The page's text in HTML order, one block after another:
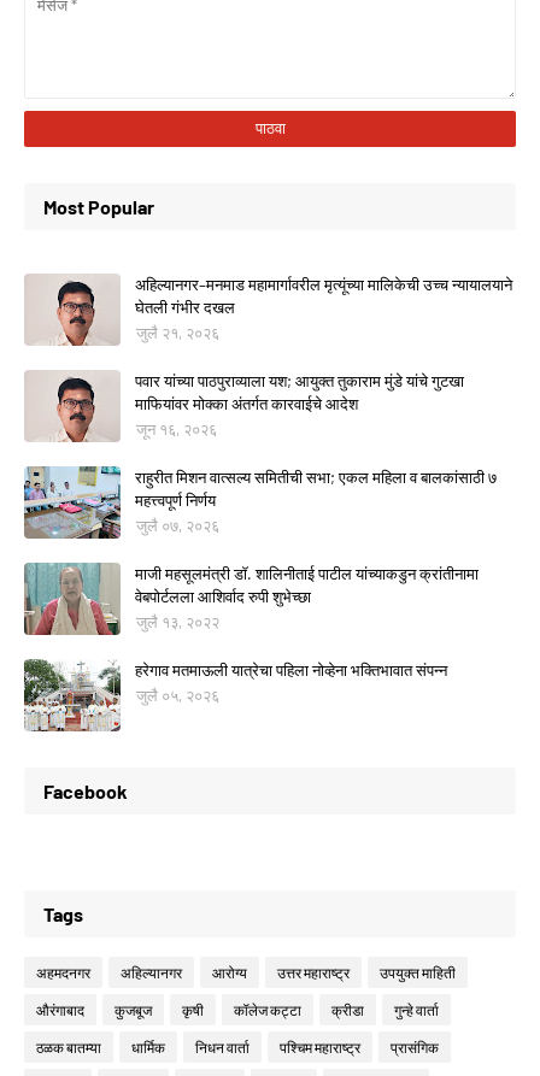
Most Popular
अहिल्यानगर–मनमाड महामार्गावरील मृत्यूंच्या मालिकेची उच्च न्यायालयाने
घेतली गंभीर दखल
जुलै २१, २०२६
पवार यांच्या पाठपुराव्याला यश; आयुक्त तुकाराम मुंडे यांचे गुटखा
माफियांवर मोक्का अंतर्गत कारवाईचे आदेश
जून १६, २०२६
राहुरीत मिशन वात्सल्य समितीची सभा; एकल महिला व बालकांसाठी ७
महत्त्वपूर्ण निर्णय
जुलै ०७, २०२६
माजी महसूलमंत्री डॉ. शालिनीताई पाटील यांच्याकडुन क्रांतीनामा
वेबपोर्टलला आशिर्वाद रुपी शुभेच्छा
जुलै १३, २०२२
हरेगाव मतमाऊली यात्रेचा पहिला नोव्हेना भक्तिभावात संपन्न
जुलै ०५, २०२६
Facebook
Tags
अहमदनगर अहिल्यानगर आरोग्य उत्तर महाराष्ट्र उपयुक्त माहिती
औरंगाबाद कुजबूज कृषी कॉलेज कट्टा क्रीडा गुन्हे वार्ता
ठळक बातम्या धार्मिक निधन वार्ता पश्चिम महाराष्ट्र प्रासंगिक